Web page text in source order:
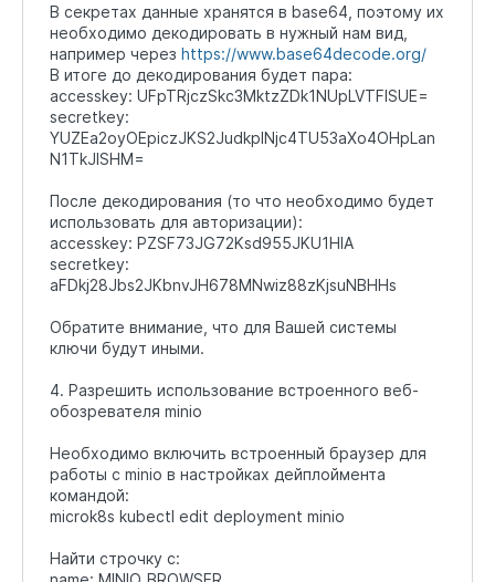
В секретах данные хранятся в base64, поэтому их
необходимо декодировать в нужный нам вид,
например через https://www.base64decode.org/
В итоге до декодирования будет пара:
accesskey: UFpTRjczSkc3MktzZDk1NUpLVTFISUE=
secretkey:
YUZEa2oyOEpiczJKS2JudkpINjc4TU53aXo4OHpLan
N1TkJISHM=
После декодирования (то что необходимо будет
использовать для авторизации):
accesskey: PZSF73JG72Ksd955JKU1HIA
secretkey:
aFDkj28Jbs2JKbnvJH678MNwiz88zKjsuNBHHs
Обратите внимание, что для Вашей системы
ключи будут иными.
4. Разрешить использование встроенного веб-
обозревателя minio
Необходимо включить встроенный браузер для
работы с minio в настройках дейплоймента
командой:
microk8s kubectl edit deployment minio
Найти строчку с: